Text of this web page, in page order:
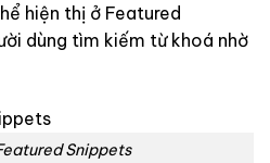
hiện thị ở Featured
dùng tìm kiếm từ khoá nhờ
Snippets